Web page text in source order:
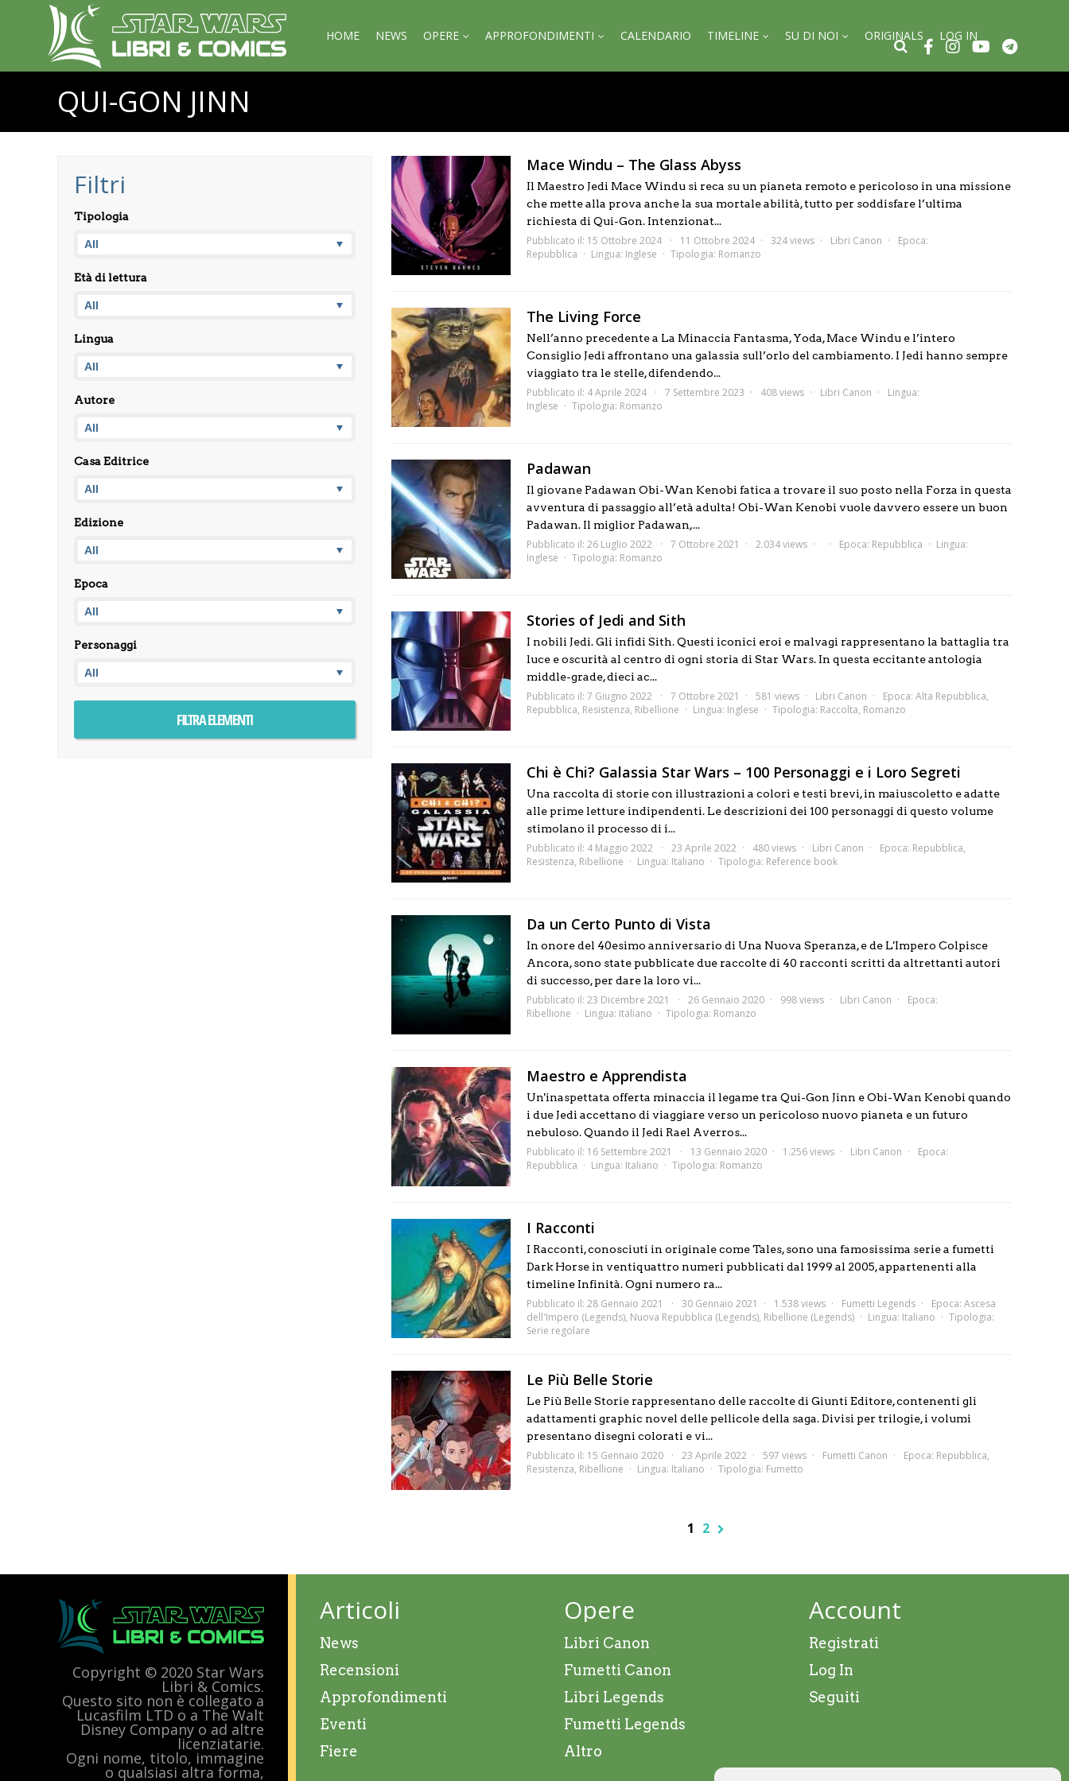
HOME NEWS OPERE APPROFONDIMENTI CALENDARIO TIMELINE SU DI NOI ORIGINALS LOG IN
QUI-GON JINN
Mace Windu – The Glass Abyss
Il Maestro Jedi Mace Windu si reca su un pianeta remoto e pericoloso in una missione
che mette alla prova anche la sua mortale abilità, tutto per soddisfare l’ultima
richiesta di Qui-Gon. Intenzionat...
Pubblicato il: 15 Ottobre 2024 11 Ottobre 2024 324 views Libri Canon
Epoca:
Repubblica
Lingua: Inglese Tipologia: Romanzo
The Living Force
Nell’anno precedente a La Minaccia Fantasma, Yoda, Mace Windu e l’intero
Consiglio Jedi affrontano una galassia sull’orlo del cambiamento. I Jedi hanno sempre
viaggiato tra le stelle, difendendo...
Pubblicato il: 4 Aprile 2024 7 Settembre 2023 408 views Libri Canon
Lingua:
Inglese
Tipologia: Romanzo
Padawan
Il giovane Padawan Obi-Wan Kenobi fatica a trovare il suo posto nella Forza in questa
avventura di passaggio all’età adulta! Obi-Wan Kenobi vuole davvero essere un buon
Padawan. Il miglior Padawan,...
Pubblicato il: 26 Luglio 2022 7 Ottobre 2021 2.034 views Epoca: Repubblica
Lingua:
Inglese
Tipologia: Romanzo
Stories of Jedi and Sith
I nobili Jedi. Gli infidi Sith. Questi iconici eroi e malvagi rappresentano la battaglia tra
luce e oscurità al centro di ogni storia di Star Wars. In questa eccitante antologia
middle-grade, dieci ac...
Pubblicato il: 7 Giugno 2022 7 Ottobre 2021 581 views Libri Canon Epoca: Alta Repubblica,
Repubblica, Resistenza, Ribellione Lingua: Inglese Tipologia: Raccolta, Romanzo
Chi è Chi? Galassia Star Wars – 100 Personaggi e i Loro Segreti
Una raccolta di storie con illustrazioni a colori e testi brevi, in maiuscoletto e adatte
alle prime letture indipendenti. Le descrizioni dei 100 personaggi di questo volume
stimolano il processo di i...
Pubblicato il: 4 Maggio 2022 23 Aprile 2022 480 views Libri Canon Epoca: Repubblica,
Resistenza, Ribellione Lingua: Italiano Tipologia: Reference book
Da un Certo Punto di Vista
In onore del 40esimo anniversario di Una Nuova Speranza, e de L'Impero Colpisce
Ancora, sono state pubblicate due raccolte di 40 racconti scritti da altrettanti autori
di successo, per dare la loro vi...
Pubblicato il: 23 Dicembre 2021 26 Gennaio 2020 998 views Libri Canon
Epoca:
Ribellione
Lingua: Italiano Tipologia: Romanzo
Maestro e Apprendista
Un'inaspettata offerta minaccia il legame tra Qui-Gon Jinn e Obi-Wan Kenobi quando
i due Jedi accettano di viaggiare verso un pericoloso nuovo pianeta e un futuro
nebuloso. Quando il Jedi Rael Averros...
Pubblicato il: 16 Settembre 2021 13 Gennaio 2020 1.256 views Libri Canon
Epoca:
Repubblica
Lingua: Italiano Tipologia: Romanzo
I Racconti
I Racconti, conosciuti in originale come Tales, sono una famosissima serie a fumetti
Dark Horse in ventiquattro numeri pubblicati dal 1999 al 2005, appartenenti alla
timeline Infinità. Ogni numero ra...
Pubblicato il: 28 Gennaio 2021 30 Gennaio 2021 1.538 views Fumetti Legends Epoca: Ascesa
dell'Impero (Legends), Nuova Repubblica (Legends), Ribellione (Legends) Lingua: Italiano
Tipologia:
Serie regolare
Le Più Belle Storie
Le Più Belle Storie rappresentano delle raccolte di Giunti Editore, contenenti gli
adattamenti graphic novel delle pellicole della saga. Divisi per trilogie, i volumi
presentano disegni colorati e vi...
Pubblicato il: 15 Gennaio 2020 23 Aprile 2022 597 views Fumetti Canon Epoca: Repubblica,
Resistenza, Ribellione Lingua: Italiano Tipologia: Fumetto
1 2
Filtri
Tipologia
Età di lettura
Lingua
Autore
Casa Editrice
Edizione
Epoca
Personaggi
Copyright © 2020 Star Wars
Libri & Comics.
Questo sito non è collegato a
Lucasfilm LTD o a The Walt
Disney Company o ad altre
licenziatarie.
Ogni nome, titolo, immagine
o qualsiasi altra forma,
Articoli
News
Recensioni
Approfondimenti
Eventi
Fiere
Opere
Libri Canon
Fumetti Canon
Libri Legends
Fumetti Legends
Altro
Account
Registrati
Log In
Seguiti